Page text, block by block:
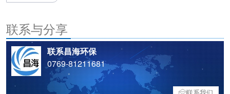
联系与分享
联系昌海环保
0769-81211681